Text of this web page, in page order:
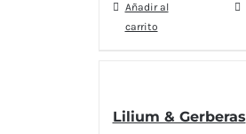
Añadir al
carrito
Lilium & Gerberas